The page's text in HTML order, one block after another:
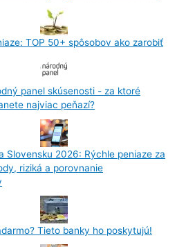
TOP 50+ spôsobov ako zarobiť
panel skúsenosti - za ktoré
najviac peňazí?
Slovensku 2026: Rýchle peniaze za
riziká a porovnanie
Tieto banky ho poskytujú!